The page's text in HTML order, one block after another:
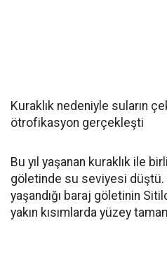
Kuraklık nedeniyle suların
ötrofikasyon gerçekleşti
Bu yıl yaşanan kuraklık ile
göletinde su seviyesi
yaşandığı baraj göletinin
yakın kısımlarda yüzey